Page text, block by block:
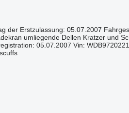
der Erstzulassung: 05.07.2007
umliegende Dellen Kratzer und
05.07.2007 Vin: